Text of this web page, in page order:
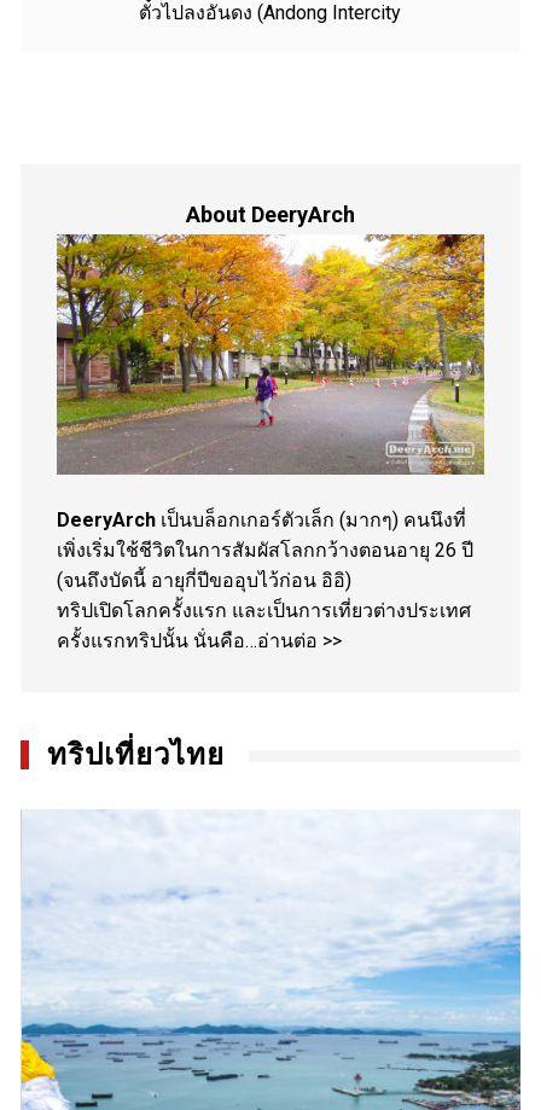
ตั๋วไปลงอันดง (Andong Intercity
About DeeryArch
DeeryArch เป็นบล็อกเกอร์ตัวเล็ก (มากๆ) คนนึงที่
เพิ่งเริ่มใช้ชีวิตในการสัมผัสโลกกว้างตอนอายุ 26 ปี
(จนถึงบัดนี้ อายุกี่ปีขออุบไว้ก่อน อิอิ)
ทริปเปิดโลกครั้งแรก และเป็นการเที่ยวต่างประเทศ
ครั้งแรกทริปนั้น นั่นคือ…อ่านต่อ >>
ทริปเที่ยวไทย